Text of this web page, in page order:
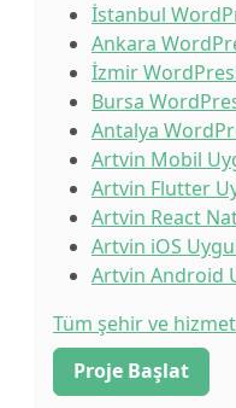
İstanbul
Ankara
İzmir
Bursa
Antalya
Artvin Mobil
Artvin Flutter
Artvin React
Artvin iOS
Artvin Android
Tüm şehir ve
Proje Başlat